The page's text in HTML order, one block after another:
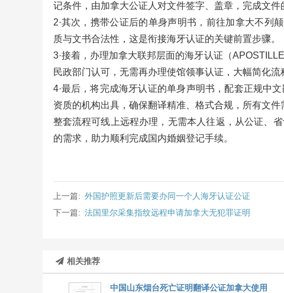
记条件，由加拿大公证人对文件签字、盖章，完成文件
2·其次，携带公证后的单身声明书，前往加拿大不列
质与文书合法性，这是衔接海牙认证的关键前置步骤。
3·接着，办理加拿大联邦层面的海牙认证（
民政部门认可，无需再办理使馆领事认证，大幅简化流
4·最后，将完成海牙认证的单身声明书，配套正规中
资质的机构出具，确保翻译精准、格式合规，所有文件
整套流程可线上远程办理，无需本人往返，从公证、
的需求，助力顺利完成国内婚姻登记手续。
上一篇: 外国护照更新后需要办同一个人海牙认证公证
下一篇: 法国里尔采集指纹远程申请加拿大无犯罪证明
相关推荐
中国山东烟台死亡证明翻译公证加拿大使用